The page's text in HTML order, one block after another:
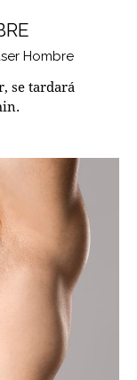
Hombre
se tardará